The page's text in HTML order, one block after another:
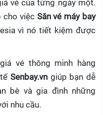
vé của từng ngày một.
cho việc Săn vé máy bay
vì nó tiết kiệm được
vé thông minh hàng
Senbay.vn giúp bạn dễ
bè và gia đình những
nhu cầu.